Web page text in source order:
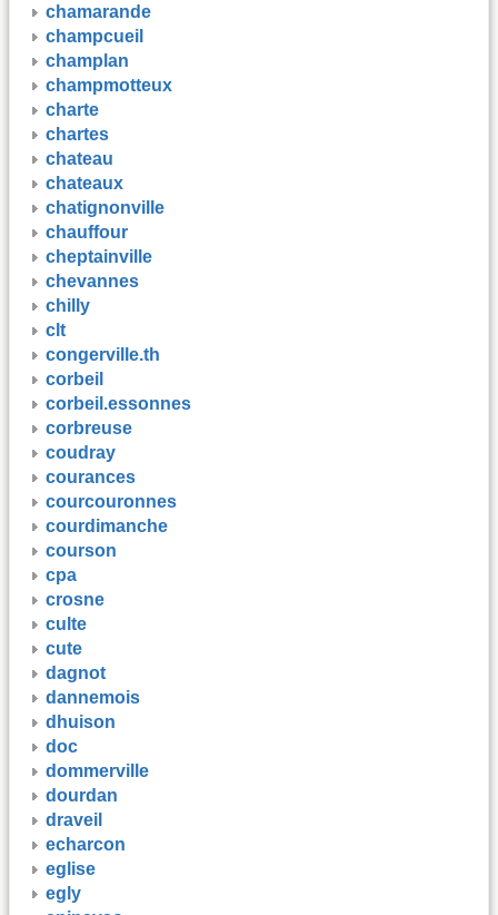
chamarande
champcueil
champlan
champmotteux
charte
chartes
chateau
chateaux
chatignonville
chauffour
cheptainville
chevannes
chilly
clt
congerville.th
corbeil
corbeil.essonnes
corbreuse
coudray
courances
courcouronnes
courdimanche
courson
cpa
crosne
culte
cute
dagnot
dannemois
dhuison
doc
dommerville
dourdan
draveil
echarcon
eglise
egly